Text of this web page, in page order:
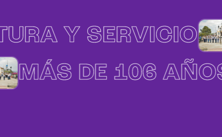
Y SERVICIO
MÁS DE 106